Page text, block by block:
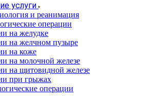
услуги
и реанимация
операции
на желудке
на желчном пузыре
на коже
на молочной железе
на щитовидной железе
при грыжах
операции